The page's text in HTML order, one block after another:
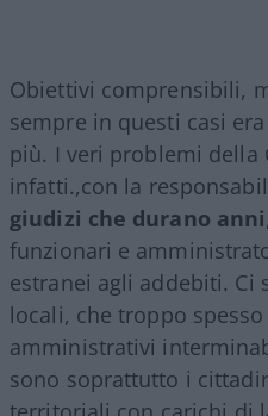
Obiettivi comprensibili,
sempre in questi casi
più. I veri problemi della
infatti.,con la
giudizi che durano anni
funzionari e
estranei agli addebiti. Ci
locali, che troppo
amministrativi
sono soprattutto i